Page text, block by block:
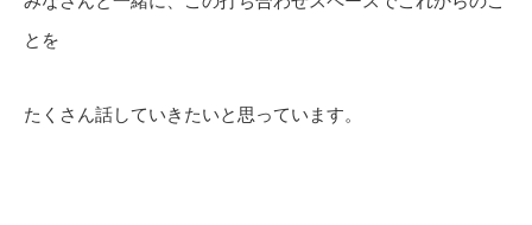
とを
たくさん話していきたいと思っています。